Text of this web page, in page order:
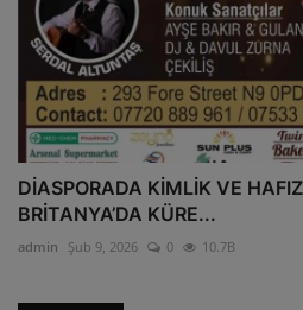
DİASPORADA KİMLİK VE
BRİTANYA’DA KÜRE...
admin Şub 9, 2026 0 10.7B